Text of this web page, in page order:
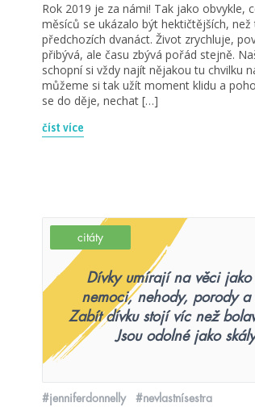
Rok 2019 je za námi! Tak jako obvykle,
měsíců se ukázalo být hektičtějších, než
předchozích dvanáct. Život zrychluje,
přibývá, ale času zbývá pořád stejně.
schopní si vždy najít nějakou tu chvilku
můžeme si tak užít moment klidu a
se do děje, nechat […]
číst více
citáty
Dívky umírají na věci jako
nemoci, nehody, porody a
Zabít dívku stojí víc než
Jsou odolné jako
#jenniferdonnelly #nevlastnísestra